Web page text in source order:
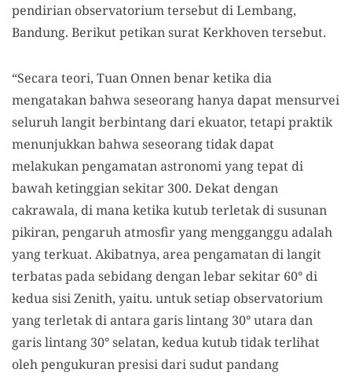
pendirian observatorium tersebut di Lembang,
Bandung. Berikut petikan surat Kerkhoven tersebut.
“Secara teori, Tuan Onnen benar ketika dia
mengatakan bahwa seseorang hanya dapat mensurvei
seluruh langit berbintang dari ekuator, tetapi praktik
menunjukkan bahwa seseorang tidak dapat
melakukan pengamatan astronomi yang tepat di
bawah ketinggian sekitar 300. Dekat dengan
cakrawala, di mana ketika kutub terletak di susunan
pikiran, pengaruh atmosfir yang mengganggu adalah
yang terkuat. Akibatnya, area pengamatan di langit
terbatas pada sebidang dengan lebar sekitar 60° di
kedua sisi Zenith, yaitu. untuk setiap observatorium
yang terletak di antara garis lintang 30° utara dan
garis lintang 30° selatan, kedua kutub tidak terlihat
oleh pengukuran presisi dari sudut pandang